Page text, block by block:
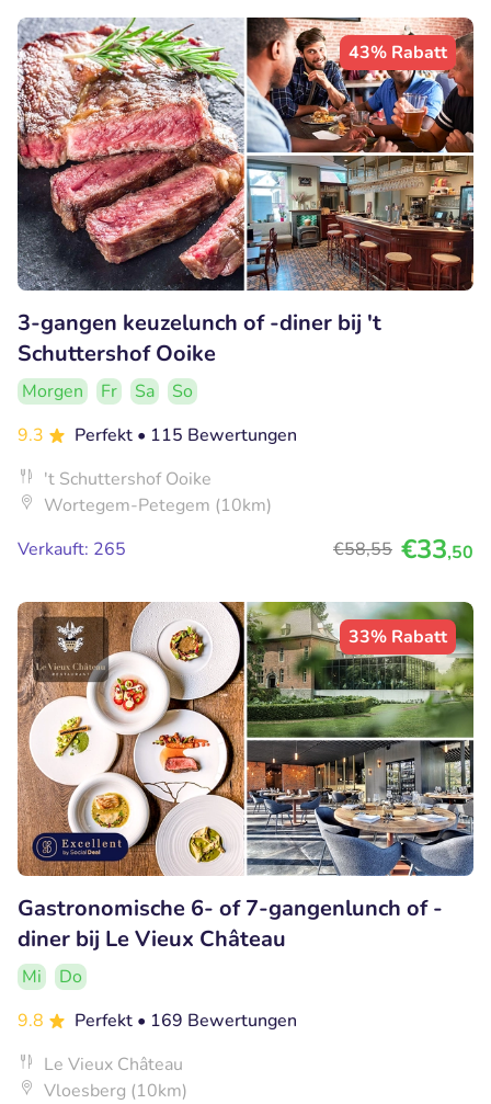
43% Rabatt
3-gangen keuzelunch of -diner bij 't
Schuttershof Ooike
Morgen Fr Sa
So
9.3
Perfekt • 115 Bewertungen
't Schuttershof Ooike
Wortegem-Petegem (10km)
Verkauft: 265
€58,55 €33,50
33% Rabatt
Gastronomische 6- of 7-gangenlunch of -
diner bij Le Vieux Château
Mi
Do
9.8
Perfekt • 169 Bewertungen
Le Vieux Château
Vloesberg (10km)